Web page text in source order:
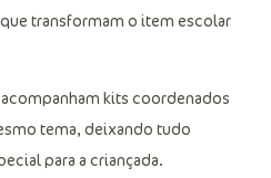
transformam o item escolar
kits coordenados
tema, deixando tudo
para a criançada.